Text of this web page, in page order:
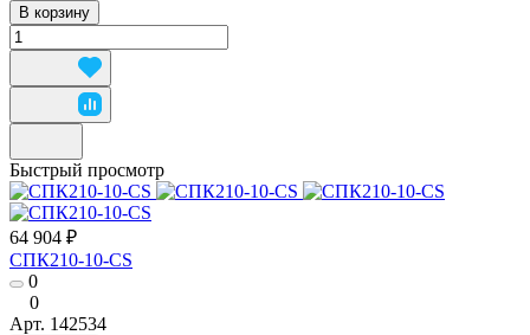
В корзину
Быстрый просмотр
64 904 ₽
СПК210-10-CS
0
0
Арт. 142534